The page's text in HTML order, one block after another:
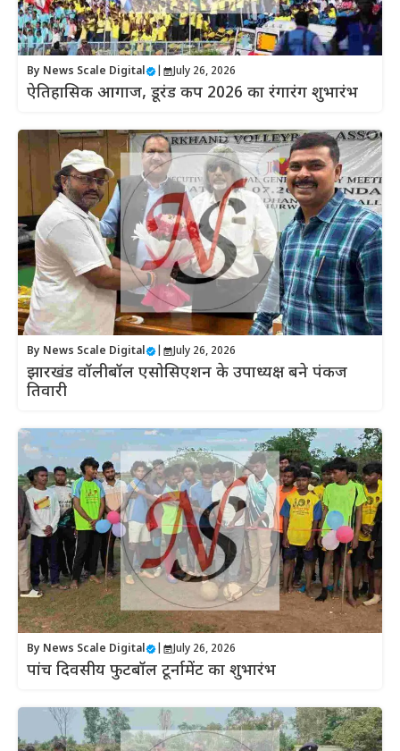
By News Scale Digital July 26, 2026
ऐतिहासिक आगाज, डूरंड कप 2026 का रंगारंग शुभारंभ
By News Scale Digital July 26, 2026
झारखंड वॉलीबॉल एसोसिएशन के उपाध्यक्ष बने पंकज
तिवारी
By News Scale Digital July 26, 2026
पांच दिवसीय फुटबॉल टूर्नामेंट का शुभारंभ